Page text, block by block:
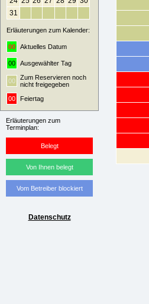
31
Erläuterungen zum Kalender:
00 Aktuelles Datum
00 Ausgewählter Tag
00
Zum Reservieren noch
nicht freigegeben
00
Feiertag
Erläuterungen zum
Terminplan:
Belegt
Von Ihnen belegt
Vom Betreiber blockiert
Datenschutz